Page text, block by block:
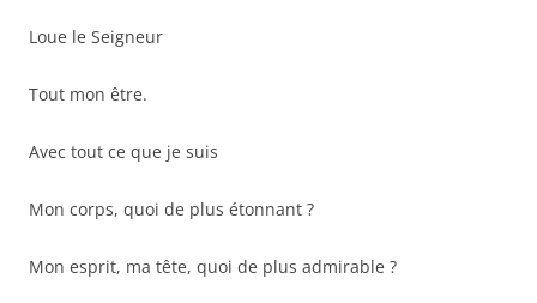
Loue le Seigneur
Tout mon être.
Avec tout ce que je suis
Mon corps, quoi de plus étonnant ?
Mon esprit, ma tête, quoi de plus admirable ?